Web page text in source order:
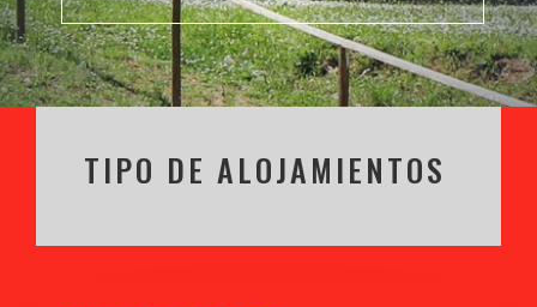
TIPO DE ALOJAMIENTOS